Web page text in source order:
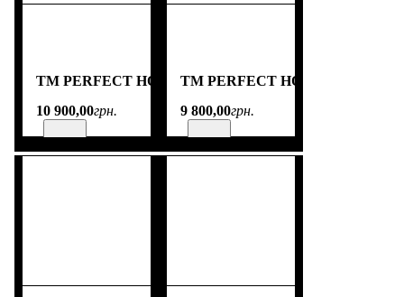
TM PERFECT HOME
10 900,00грн.
TM PERFECT HOME
9 800,00грн.